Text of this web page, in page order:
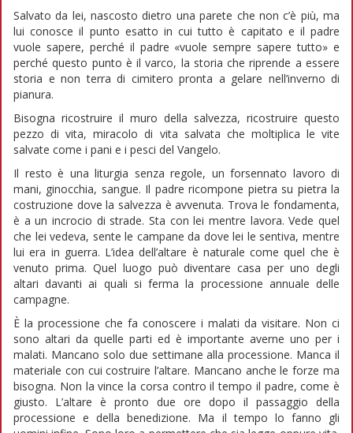
Salvato da lei, nascosto dietro una parete che non c’è più, ma
lui conosce il punto esatto in cui tutto è capitato e il padre
vuole sapere, perché il padre «vuole sempre sapere tutto» e
perché questo punto è il varco, la storia che riprende a essere
storia e non terra di cimitero pronta a gelare nell’inverno di
pianura.
Bisogna ricostruire il muro della salvezza, ricostruire questo
pezzo di vita, miracolo di vita salvata che moltiplica le vite
salvate come i pani e i pesci del Vangelo.
Il resto è una liturgia senza regole, un forsennato lavoro di
mani, ginocchia, sangue. Il padre ricompone pietra su pietra la
costruzione dove la salvezza è avvenuta. Trova le fondamenta,
è a un incrocio di strade. Sta con lei mentre lavora. Vede quel
che lei vedeva, sente le campane da dove lei le sentiva, mentre
lui era in guerra. L’idea dell’altare è naturale come quel che è
venuto prima. Quel luogo può diventare casa per uno degli
altari davanti ai quali si ferma la processione annuale delle
campagne.
È la processione che fa conoscere i malati da visitare. Non ci
sono altari da quelle parti ed è importante averne uno per i
malati. Mancano solo due settimane alla processione. Manca il
materiale con cui costruire l’altare. Mancano anche le forze ma
bisogna. Non la vince la corsa contro il tempo il padre, come è
giusto. L’altare è pronto due ore dopo il passaggio della
processione e della benedizione. Ma il tempo lo fanno gli